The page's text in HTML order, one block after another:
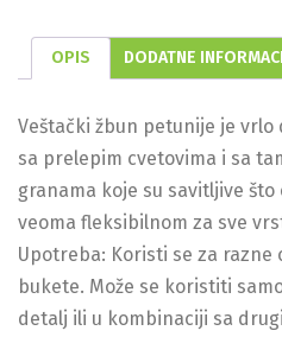
OPIS DODATNE
Veštački žbun petunije je
sa prelepim cvetovima i sa
granama koje su savitljive
veoma fleksibilnom za sve
Upotreba: Koristi se za razne
bukete. Može se koristiti
detalj ili u kombinaciji sa